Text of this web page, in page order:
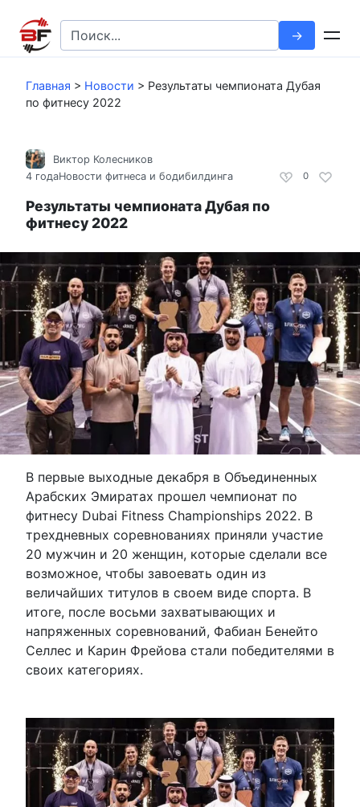
контенту
Search
for:
Главная > Новости > Результаты чемпионата Дубая
по фитнесу 2022
0
Виктор Колесников
4 годаНовости фитнеса и бодибилдинга
Результаты чемпионата Дубая по
фитнесу 2022
В первые выходные декабря в Объединенных
Арабских Эмиратах прошел чемпионат по
фитнесу Dubai Fitness Championships 2022. В
трехдневных соревнованиях приняли участие
20 мужчин и 20 женщин, которые сделали все
возможное, чтобы завоевать один из
величайших титулов в своем виде спорта. В
итоге, после восьми захватывающих и
напряженных соревнований, Фабиан Бенейто
Селлес и Карин Фрейова стали победителями в
своих категориях.